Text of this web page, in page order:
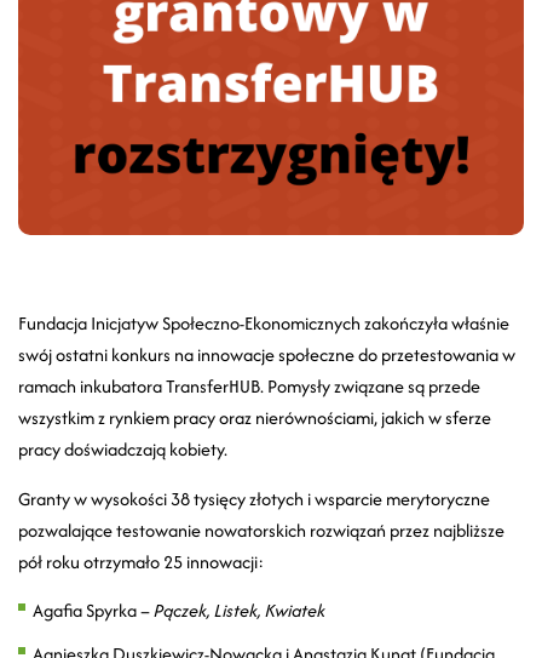
Fundacja Inicjatyw Społeczno-Ekonomicznych zakończyła właśnie
swój ostatni konkurs na innowacje społeczne do przetestowania w
ramach inkubatora TransferHUB. Pomysły związane są przede
wszystkim z rynkiem pracy oraz nierównościami, jakich w sferze
pracy doświadczają kobiety.
Granty w wysokości 38 tysięcy złotych i wsparcie merytoryczne
pozwalające testowanie nowatorskich rozwiązań przez najbliższe
pół roku otrzymało 25 innowacji:
Agafia Spyrka –Pączek, Listek, Kwiatek